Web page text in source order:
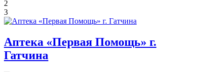
2
3
Аптека «Первая Помощь» г.
Гатчина